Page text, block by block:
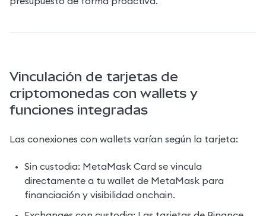
Vinculación de tarjetas de
criptomonedas con wallets y
funciones integradas
Las conexiones con wallets varían según la tarjeta:
Sin custodia: MetaMask Card se vincula
directamente a tu wallet de MetaMask para
financiación y visibilidad onchain.